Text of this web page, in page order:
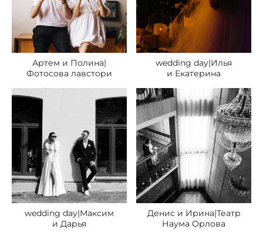
Артем и Полина|
Фотосова лавстори
wedding day|Илья
и Екатерина
wedding day|Максим
и Дарья
Денис и Ирина|Театр
Наума Орлова